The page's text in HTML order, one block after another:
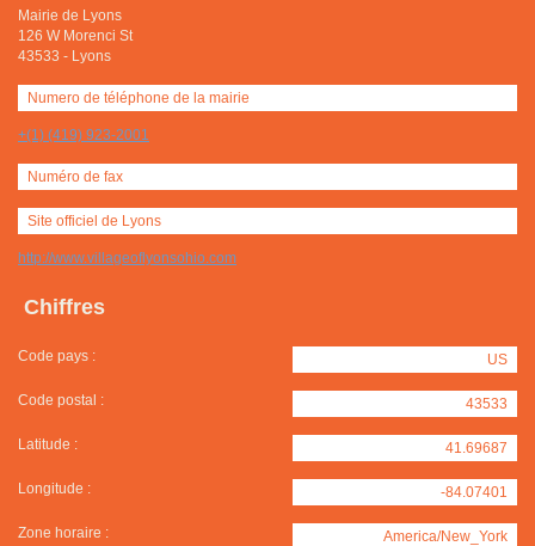
Mairie de Lyons
126 W Morenci St
43533 - Lyons
Numero de téléphone de la mairie
+(1) (419) 923-2001
Numéro de fax
Site officiel de Lyons
http://www.villageoflyonsohio.com
Chiffres
Code pays : US
Code postal : 43533
Latitude : 41.69687
Longitude : -84.07401
Zone horaire : America/New_York